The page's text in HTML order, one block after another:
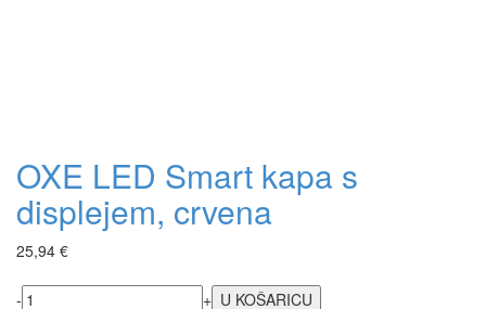
OXE LED Smart kapa s
displejem, crvena
25,94 €
- +